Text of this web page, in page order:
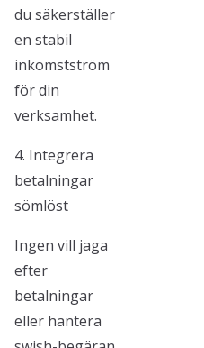
du säkerställer
en stabil
inkomstström
för din
verksamhet.
4. Integrera
betalningar
sömlöst
Ingen vill jaga
efter
betalningar
eller hantera